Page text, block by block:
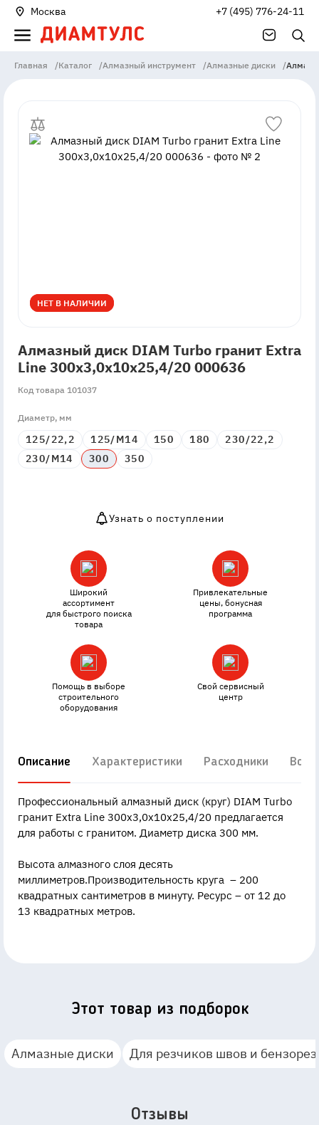
Москва +7 (495) 776-24-11
Главная /Каталог /Алмазный инструмент /Алмазные диски /
НЕТ В НАЛИЧИИ
НЕТ В НАЛИЧИИ
Алмазный диск DIAM Turbo гранит Extra
Line 300x3,0x10x25,4/20 000636
Код товара 101037
Диаметр, мм
125/22,2 125/М14 150 180
230/22,2
230/М14
300 350
Узнать о поступлении
Широкий
ассортимент
для быстрого поиска
товара
Привлекательные
цены, бонусная
программа
Помощь в выборе
строительного
оборудования
Свой сервисный
центр
Описание Характеристики Расходники
Профессиональный алмазный диск (круг) DIAM Turbo
гранит Extra Line 300x3,0x10x25,4/20 предлагается
для работы с гранитом. Диаметр диска 300 мм.
Высота алмазного слоя десять
миллиметров.Производительность круга – 200
квадратных сантиметров в минуту. Ресурс – от 12 до
13 квадратных метров.
Этот товар из подборок
Алмазные диски Для резчиков швов и
Отзывы